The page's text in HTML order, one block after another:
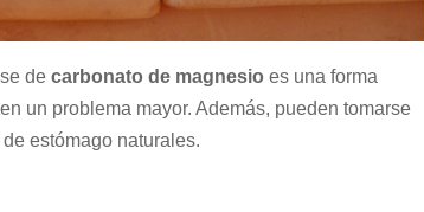
decarbonato de magnesio es una forma
un problema mayor. Además, pueden tomarse
estómago naturales.